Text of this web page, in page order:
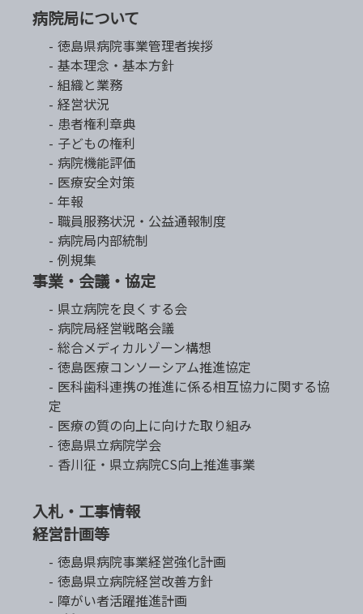
病院局について
徳島県病院事業管理者挨拶
基本理念・基本方針
組織と業務
経営状況
患者権利章典
子どもの権利
病院機能評価
医療安全対策
年報
職員服務状況・公益通報制度
病院局内部統制
例規集
事業・会議・協定
県立病院を良くする会
病院局経営戦略会議
総合メディカルゾーン構想
徳島医療コンソーシアム推進協定
医科歯科連携の推進に係る相互協力に関する協
定
医療の質の向上に向けた取り組み
徳島県立病院学会
香川征・県立病院CS向上推進事業
入札・工事情報
経営計画等
徳島県病院事業経営強化計画
徳島県立病院経営改善方針
障がい者活躍推進計画